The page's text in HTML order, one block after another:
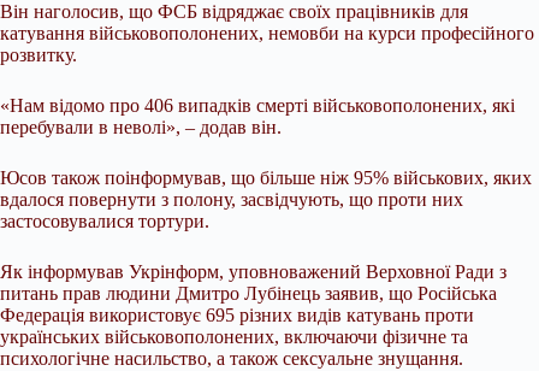
Він наголосив, що ФСБ відряджає своїх працівників для
катування військовополонених, немовби на курси професійного
розвитку.
«Нам відомо про 406 випадків смерті військовополонених, які
перебували в неволі», – додав він.
Юсов також поінформував, що більше ніж 95% військових, яких
вдалося повернути з полону, засвідчують, що проти них
застосовувалися тортури.
Як інформував Укрінформ, уповноважений Верховної Ради з
питань прав людини Дмитро Лубінець заявив, що Російська
Федерація використовує 695 різних видів катувань проти
українських військовополонених, включаючи фізичне та
психологічне насильство, а також сексуальне знущання.